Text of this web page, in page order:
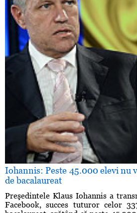
Iohannis: Peste 45.000 elevi nu
de bacalaureat
Preşedintele Klaus Iohannis a
Facebook, succes tuturor celor